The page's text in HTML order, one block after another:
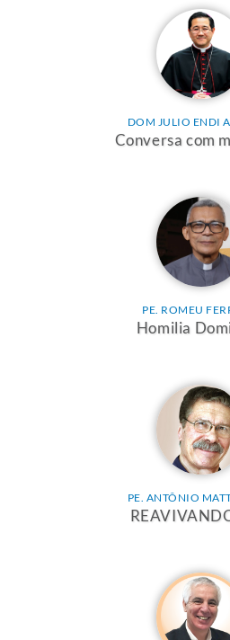
DOM JULIO ENDI
Conversa com
PE. ROMEU
Homilia
PE. ANTÔNIO